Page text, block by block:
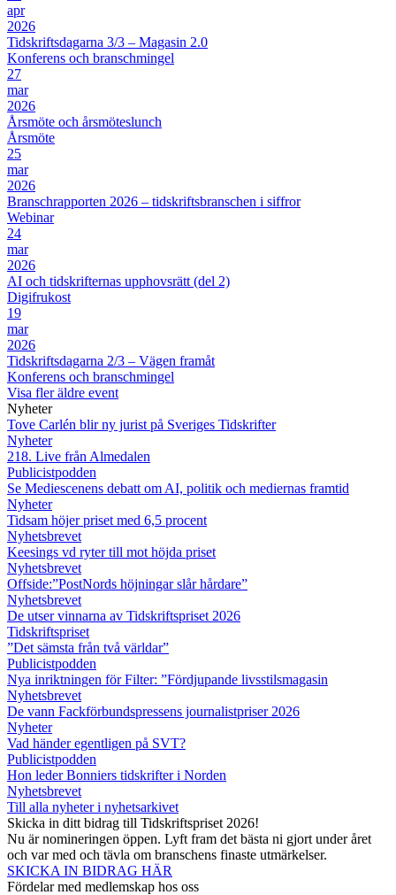
apr
2026
Tidskriftsdagarna 3/3 – Magasin 2.0
Konferens och branschmingel
27
mar
2026
Årsmöte och årsmöteslunch
Årsmöte
25
mar
2026
Branschrapporten 2026 – tidskriftsbranschen i siffror
Webinar
24
mar
2026
AI och tidskrifternas upphovsrätt (del 2)
Digifrukost
19
mar
2026
Tidskriftsdagarna 2/3 – Vägen framåt
Konferens och branschmingel
Visa fler äldre event
Nyheter
Tove Carlén blir ny jurist på Sveriges Tidskrifter
Nyheter
218. Live från Almedalen
Publicistpodden
Se Mediescenens debatt om AI, politik och mediernas framtid
Nyheter
Tidsam höjer priset med 6,5 procent
Nyhetsbrevet
Keesings vd ryter till mot höjda priset
Nyhetsbrevet
Offside:”PostNords höjningar slår hårdare”
Nyhetsbrevet
De utser vinnarna av Tidskriftspriset 2026
Tidskriftspriset
”Det sämsta från två världar”
Publicistpodden
Nya inriktningen för Filter: ”Fördjupande livsstilsmagasin
Nyhetsbrevet
De vann Fackförbundspressens journalistpriser 2026
Nyheter
Vad händer egentligen på SVT?
Publicistpodden
Hon leder Bonniers tidskrifter i Norden
Nyhetsbrevet
Till alla nyheter i nyhetsarkivet
Skicka in ditt bidrag till Tidskriftspriset 2026!
Nu är nomineringen öppen. Lyft fram det bästa ni gjort under året
och var med och tävla om branschens finaste utmärkelser.
SKICKA IN BIDRAG HÄR
Fördelar med medlemskap hos oss